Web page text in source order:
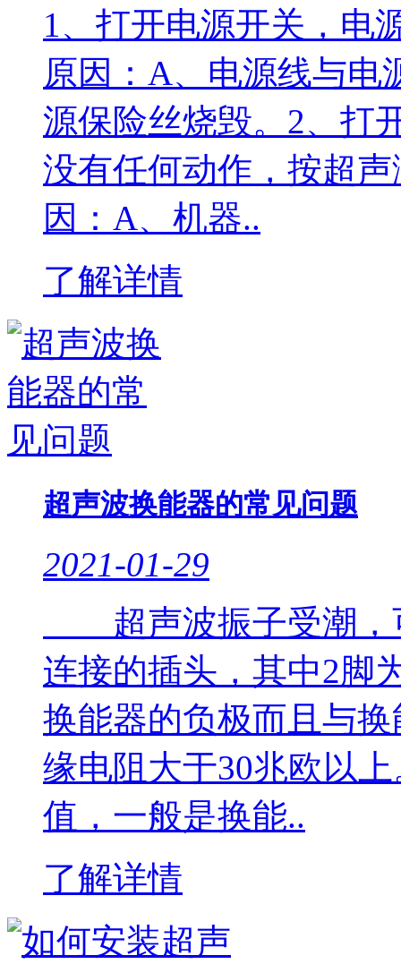
1、打开电源开关，电
原因：A、电源线与电
源保险丝烧毁。2、打
没有任何动作，按超
因：A、机器..
了解详情
超声波换能器的常见问题
2021-01-29
超声波振子受潮，
连接的插头，其中2脚
换能器的负极而且与
缘电阻大于30兆欧以
值，一般是换能..
了解详情